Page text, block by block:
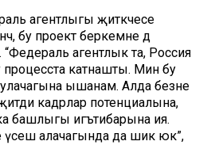
агентлыгы җитәкчесе
бу проект беркемне дә
агентлык та, Россия
процесста катнашты. Мин бу
ышанам. Алда безне
җитди кадрлар потенциалына,
башлыгы игътибарына ия.
үсеш алачагында да шик юк”,